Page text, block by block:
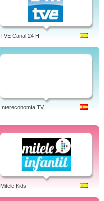
TVE Canal 24 H
Intereconomía TV
Mitele Kids